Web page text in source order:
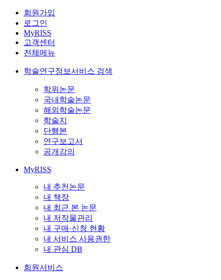
회원가입
로그인
MyRISS
고객센터
전체메뉴
학술연구정보서비스 검색
학위논문
국내학술논문
해외학술논문
학술지
단행본
연구보고서
공개강의
MyRISS
내 추천논문
내 책장
내 최근 본 논문
내 저작물관리
내 구매·신청 현황
내 서비스 사용권한
내 관심 DB
회원서비스